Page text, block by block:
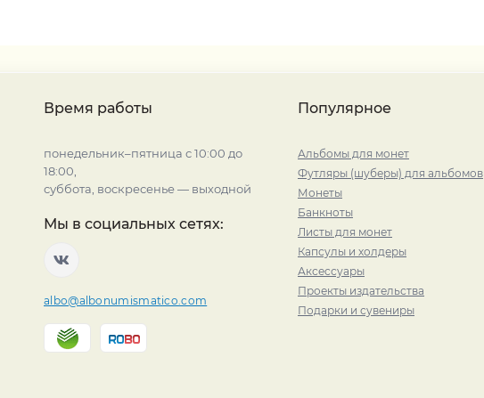
Время работы
понедельник–пятница с 10:00 до
18:00,
суббота, воскресенье — выходной
Мы в социальных сетях:
albo@albonumismatico.com
Популярное
Альбомы для монет
Футляры (шуберы) для альбомов
Монеты
Банкноты
Листы для монет
Капсулы и холдеры
Аксессуары
Проекты издательства
Подарки и сувениры